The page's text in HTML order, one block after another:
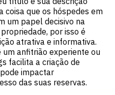
coisa que os hóspedes em
um papel decisivo na
por isso é
atrativa e informativa.
um anfitrião experiente ou
facilita a criação de
impactar
das suas reservas.